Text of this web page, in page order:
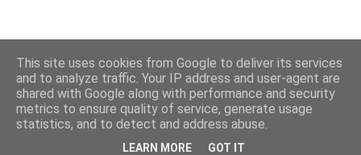
This site uses cookies from Google to deliver its services
and to analyze traffic. Your IP address and user-agent are
shared with Google along with performance and security
metrics to ensure quality of service, generate usage
statistics, and to detect and address abuse.
LEARN MORE GOT IT